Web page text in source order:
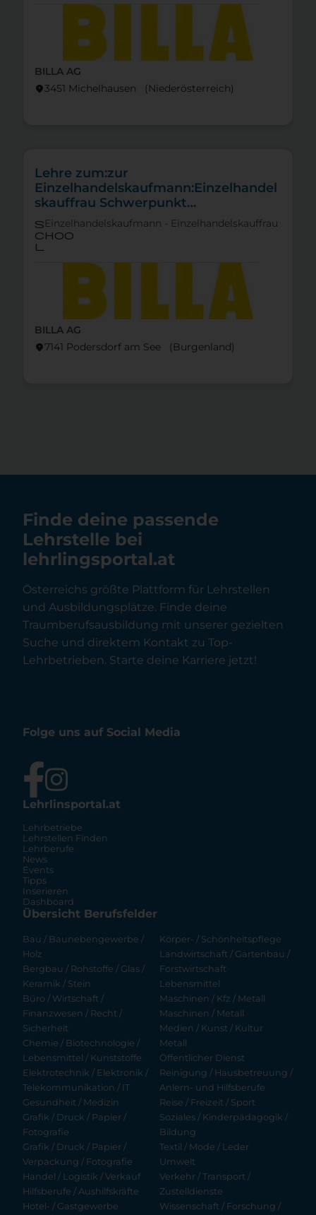
BILLA AG
location_on3451 Michelhausen (Nieder­österreich)
BILLA AG
location_on7141 Podersdorf am See (Burgen­land)
Lehre zum:zur
Einzelhandelskaufmann:Einzelhandel
skauffrau Schwerpunkt
Feinkostfachverkauf
s
choo
l
Einzelhandelskaufmann - Einzelhandelskauffrau
Finde deine passende
Lehrstelle bei
lehrlingsportal.at
Österreichs größte Plattform für Lehrstellen
und Ausbildungsplätze. Finde deine
Traumberufsausbildung mit unserer gezielten
Suche und direktem Kontakt zu Top-
Lehrbetrieben. Starte deine Karriere jetzt!
Folge uns auf Social Media
Lehrlinsportal.at
Lehrbetriebe
Lehrstellen Finden
Lehrberufe
News
Events
Tipps
Inserieren
Dashboard
Übersicht Berufsfelder
Bau / Baunebengewerbe /
Holz
Bergbau / Rohstoffe / Glas /
Keramik / Stein
Büro / Wirtschaft /
Finanzwesen / Recht /
Sicherheit
Chemie / Biotechnologie /
Lebensmittel / Kunststoffe
Elektrotechnik / Elektronik /
Telekommunikation / IT
Gesundheit / Medizin
Grafik / Druck / Papier /
Fotografie
Grafik / Druck / Papier /
Verpackung / Fotografie
Handel / Logistik / Verkauf
Hilfsberufe / Aushilfskräfte
Hotel- / Gastgewerbe
Körper- / Schönheitspflege
Landwirtschaft / Gartenbau /
Forstwirtschaft
Lebensmittel
Maschinen / Kfz / Metall
Maschinen / Metall
Medien / Kunst / Kultur
Metall
Öffentlicher Dienst
Reinigung / Hausbetreuung /
Anlern- und Hilfsberufe
Reise / Freizeit / Sport
Soziales / Kinderpädagogik /
Bildung
Textil / Mode / Leder
Umwelt
Verkehr / Transport /
Zustelldienste
Wissenschaft / Forschung /